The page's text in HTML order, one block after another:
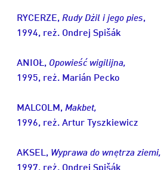
RYCERZE, Rudy Dżil i jego pies
1994, reż. Ondrej Spišák
ANIOŁ, Opowieść wigilijna,
1995, reż. Marián Pecko
MALCOLM, Makbet,
1996, reż. Artur Tyszkiewicz
AKSEL, Wyprawa do wnętrza ziemi,
1997, reż. Ondrej Spišák